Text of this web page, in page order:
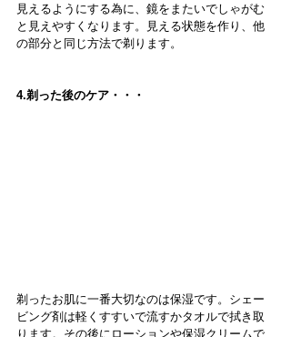
見えるようにする為に、鏡をまたいでしゃがむ
と見えやすくなります。見える状態を作り、他
の部分と同じ方法で剃ります。
4.剃った後のケア・・・
剃ったお肌に一番大切なのは保湿です。シェー
ビング剤は軽くすすいで流すかタオルで拭き取
ります。その後にローションや保湿クリームで